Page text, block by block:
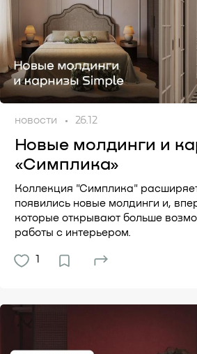
новости 26.12
Новые молдинги и
«Симплика»
Коллекция "Симплика"
появились новые молдинги и,
которые открывают больше
работы с интерьером.